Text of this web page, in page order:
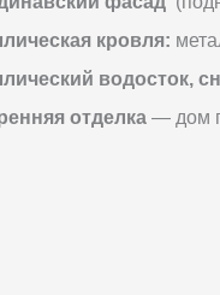
кровля:
водосток,
отделка — дом